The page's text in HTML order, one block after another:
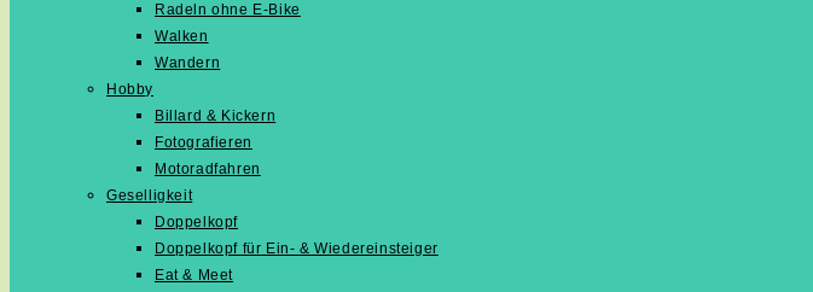
Radeln ohne E-Bike
Walken
Wandern
Hobby
Billard & Kickern
Fotografieren
Motoradfahren
Geselligkeit
Doppelkopf
Doppelkopf für Ein- & Wiedereinsteiger
Eat & Meet